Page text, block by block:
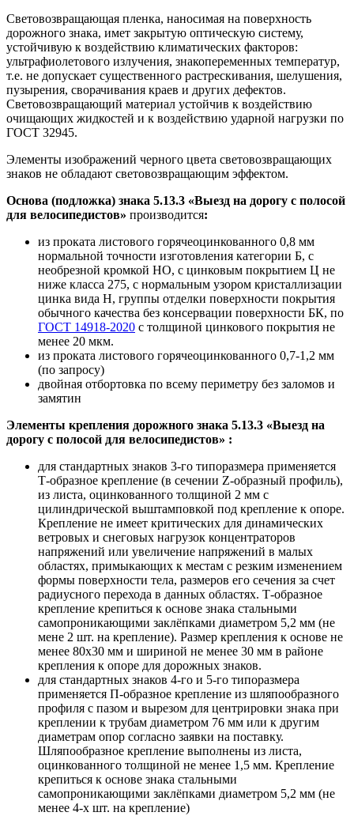
Световозвращающая пленка, наносимая на поверхность
дорожного знака, имет закрытую оптическую систему,
устойчивую к воздействию климатических факторов:
ультрафиолетового излучения, знакопеременных температур,
т.е. не допускает существенного растрескивания, шелушения,
пузырения, сворачивания краев и других дефектов.
Световозвращающий материал устойчив к воздействию
очищающих жидкостей и к воздействию ударной нагрузки по
ГОСТ 32945.
Элементы изображений черного цвета световозвращающих
знаков не обладают световозвращающим эффектом.
Основа (подложка) знака 5.13.3 «Выезд на дорогу с полосой
для велосипедистов» производится:
из проката листового горячеоцинкованного 0,8 мм
нормальной точности изготовления категории Б, с
необрезной кромкой НО, с цинковым покрытием Ц не
ниже класса 275, с нормальным узором кристаллизации
цинка вида Н, группы отделки поверхности покрытия
обычного качества без консервации поверхности БК, по
ГОСТ 14918-2020 с толщиной цинкового покрытия не
менее 20 мкм.
из проката листового горячеоцинкованного 0,7-1,2 мм
(по запросу)
двойная отбортовка по всему периметру без заломов и
замятин
Элементы крепления дорожного знака 5.13.3 «Выезд на
дорогу с полосой для велосипедистов» :
для стандартных знаков 3-го типоразмера применяется
Т-образное крепление (в сечении Z-образный профиль),
из листа, оцинкованного толщиной 2 мм с
цилиндрической выштамповкой под крепление к опоре.
Крепление не имеет критических для динамических
ветровых и снеговых нагрузок концентраторов
напряжений или увеличение напряжений в малых
областях, примыкающих к местам с резким изменением
формы поверхности тела, размеров его сечения за счет
радиусного перехода в данных областях. Т-образное
крепление крепиться к основе знака стальными
самопроникающими заклёпками диаметром 5,2 мм (не
мене 2 шт. на крепление). Размер крепления к основе не
менее 80х30 мм и шириной не менее 30 мм в районе
крепления к опоре для дорожных знаков.
для стандартных знаков 4-го и 5-го типоразмера
применяется П-образное крепление из шляпообразного
профиля с пазом и вырезом для центрировки знака при
креплении к трубам диаметром 76 мм или к другим
диаметрам опор согласно заявки на поставку.
Шляпообразное крепление выполнены из листа,
оцинкованного толщиной не менее 1,5 мм. Крепление
крепиться к основе знака стальными
самопроникающими заклёпками диаметром 5,2 мм (не
менее 4-х шт. на крепление)